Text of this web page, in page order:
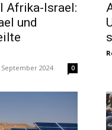
Afrika-Israel:
und
September 2024 0